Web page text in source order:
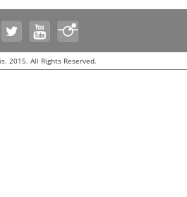
2015. All Rights Reserved.